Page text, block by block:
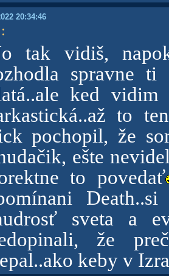
20:34:46
:
tak vidiš,
spravne
ked
to
pochopil, že
ešte
to povedať
sveta a
že
keby v